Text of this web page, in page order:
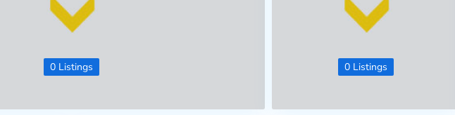
0 Listings 0 Listings